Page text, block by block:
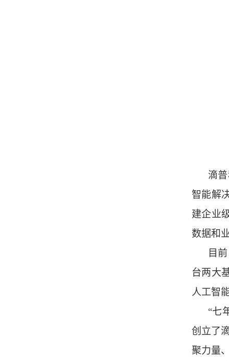
滴
智能解
建企业
数据和
目
台两大
人工智
“七
创立了
聚力量